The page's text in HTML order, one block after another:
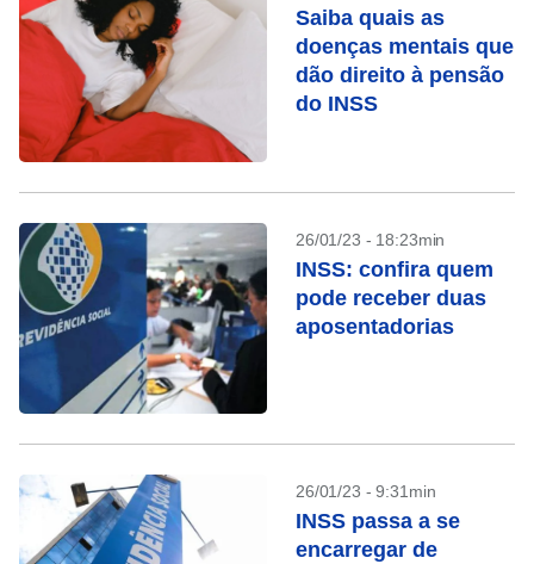
Saiba quais as
doenças mentais que
dão direito à pensão
do INSS
26/01/23 - 18:23min
INSS: confira quem
pode receber duas
aposentadorias
26/01/23 - 9:31min
INSS passa a se
encarregar de